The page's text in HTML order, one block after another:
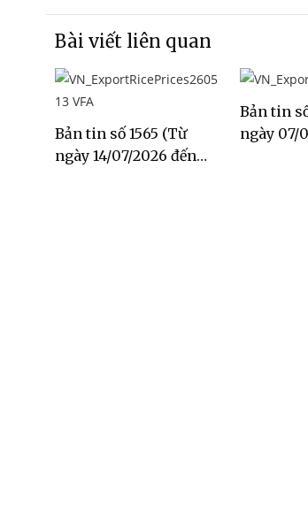
Bài viết liên quan
Bản tin số 1565 (Từ
ngày 14/07/2026 đến
Bản tin
ngày 07/